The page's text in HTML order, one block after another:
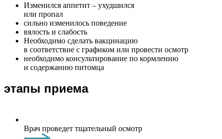
Изменился аппетит – ухудшился
или пропал
сильно изменилось поведение
вялость и слабость
Необходимо сделать вакцинацию
в соответствие с графиком или провести осмотр
необходимо консультирование по кормлению
и содержанию питомца
этапы приема
Врач проведет тщательный осмотр